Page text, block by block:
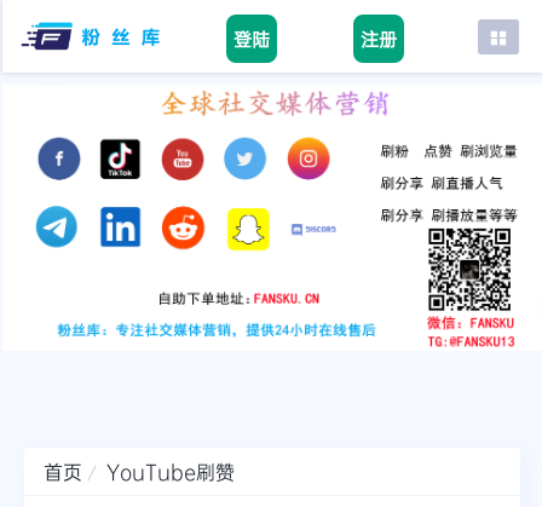
登陆 注册
首页
tiktok
youtube
instagram
首页
YouTube刷赞